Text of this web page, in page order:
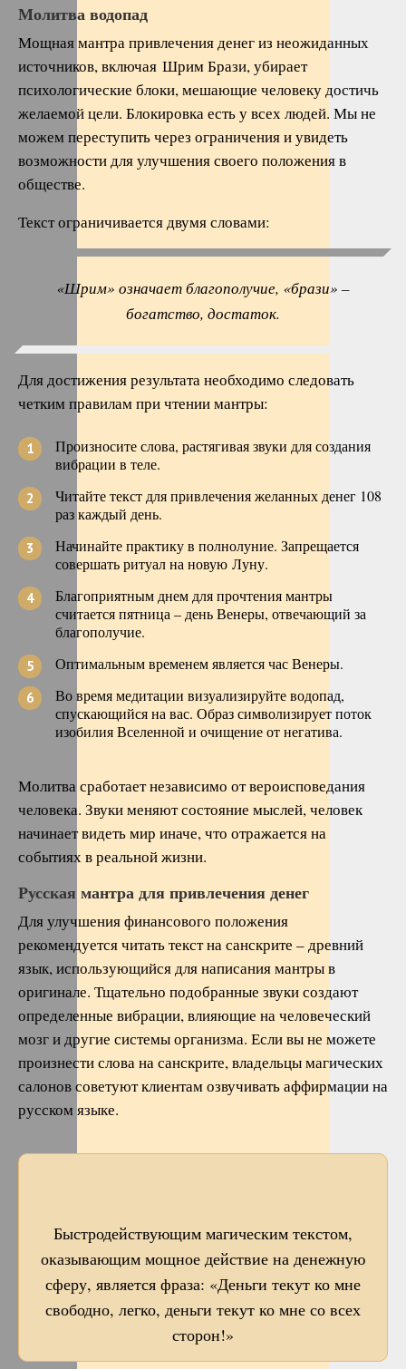
Молитва водопад
Мощная мантра привлечения денег из неожиданных
источников, включая Шрим Брази, убирает
психологические блоки, мешающие человеку достичь
желаемой цели. Блокировка есть у всех людей. Мы не
можем переступить через ограничения и увидеть
возможности для улучшения своего положения в
обществе.
Текст ограничивается двумя словами:
«Шрим» означает благополучие, «брази» –
богатство, достаток.
Для достижения результата необходимо следовать
четким правилам при чтении мантры:
Произносите слова, растягивая звуки для создания
вибрации в теле.
Читайте текст для привлечения желанных денег 108
раз каждый день.
Начинайте практику в полнолуние. Запрещается
совершать ритуал на новую Луну.
Благоприятным днем для прочтения мантры
считается пятница – день Венеры, отвечающий за
благополучие.
Оптимальным временем является час Венеры.
Во время медитации визуализируйте водопад,
спускающийся на вас. Образ символизирует поток
изобилия Вселенной и очищение от негатива.
Молитва сработает независимо от вероисповедания
человека. Звуки меняют состояние мыслей, человек
начинает видеть мир иначе, что отражается на
событиях в реальной жизни.
Русская мантра для привлечения денег
Для улучшения финансового положения
рекомендуется читать текст на санскрите – древний
язык, использующийся для написания мантры в
оригинале. Тщательно подобранные звуки создают
определенные вибрации, влияющие на человеческий
мозг и другие системы организма. Если вы не можете
произнести слова на санскрите, владельцы магических
салонов советуют клиентам озвучивать аффирмации на
русском языке.
Быстродействующим магическим текстом,
оказывающим мощное действие на денежную
сферу, является фраза: «Деньги текут ко мне
свободно, легко, деньги текут ко мне со всех
сторон!»